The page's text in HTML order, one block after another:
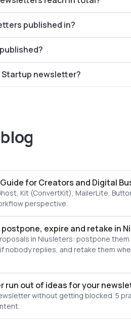
published in?
Startup newsletter?
for Creators and Digital
Kit (ConvertKit), MailerLite,
perspective.
expire and retake in
in Niusleters: postpone
nobody replies, and retake them
run out of ideas for your
without getting blocked. 5